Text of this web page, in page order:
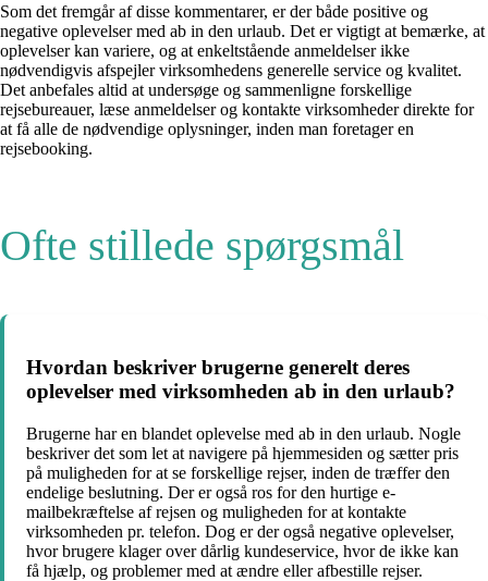
Som det fremgår af disse kommentarer, er der både positive og
negative oplevelser med ab in den urlaub. Det er vigtigt at bemærke, at
oplevelser kan variere, og at enkeltstående anmeldelser ikke
nødvendigvis afspejler virksomhedens generelle service og kvalitet.
Det anbefales altid at undersøge og sammenligne forskellige
rejsebureauer, læse anmeldelser og kontakte virksomheder direkte for
at få alle de nødvendige oplysninger, inden man foretager en
rejsebooking.
Ofte stillede spørgsmål
Hvordan beskriver brugerne generelt deres
oplevelser med virksomheden ab in den urlaub?
Brugerne har en blandet oplevelse med ab in den urlaub. Nogle
beskriver det som let at navigere på hjemmesiden og sætter pris
på muligheden for at se forskellige rejser, inden de træffer den
endelige beslutning. Der er også ros for den hurtige e-
mailbekræftelse af rejsen og muligheden for at kontakte
virksomheden pr. telefon. Dog er der også negative oplevelser,
hvor brugere klager over dårlig kundeservice, hvor de ikke kan
få hjælp, og problemer med at ændre eller afbestille rejser.